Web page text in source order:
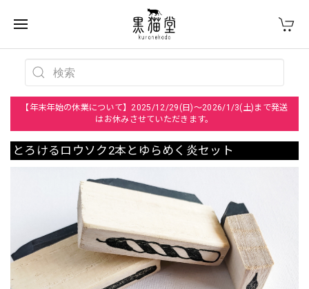
【年末年始の休業について】2025/12/29(日)～2026/1/3(土)まで発送
はお休みさせていただきます。
とろけるロウソク2本とゆらめく炎セット